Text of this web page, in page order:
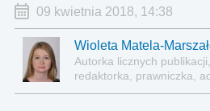
09 kwietnia 2018, 14:38
Wioleta Matela-
Autorka licznych
redaktorka, prawniczka,